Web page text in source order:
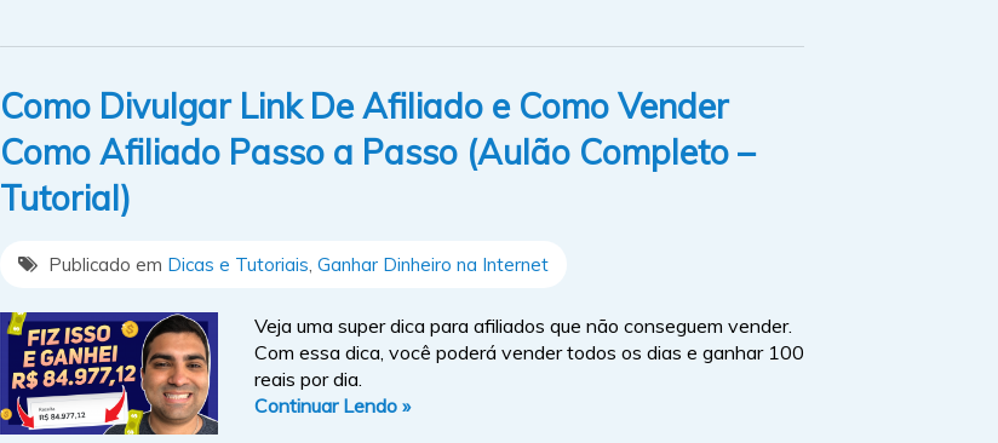
Como Divulgar Link De Afiliado e Como Vender
Como Afiliado Passo a Passo (Aulão Completo –
Tutorial)
Publicado em Dicas e Tutoriais Ganhar Dinheiro na Internet
Veja uma super dica para afiliados que não conseguem vender.
Com essa dica, você poderá vender todos os dias e ganhar 100
reais por dia.
Continuar Lendo »